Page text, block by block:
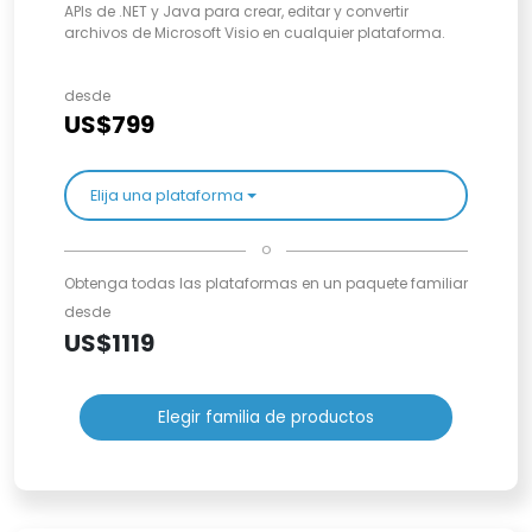
APIs de .NET y Java para crear, editar y convertir
archivos de Microsoft Visio en cualquier plataforma.
desde
US$799
Elija una plataforma
o
Obtenga todas las plataformas en un paquete familiar
desde
US$1119
Elegir familia de productos